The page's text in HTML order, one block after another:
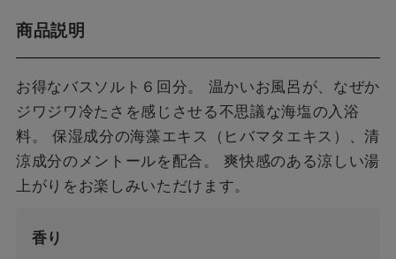
商品説明
お得なバスソルト６回分。 温かいお風呂が、なぜか
ジワジワ冷たさを感じさせる不思議な海塩の入浴
料。 保湿成分の海藻エキス（ヒバマタエキス）、清
涼成分のメントールを配合。 爽快感のある涼しい湯
上がりをお楽しみいただけます。
香り